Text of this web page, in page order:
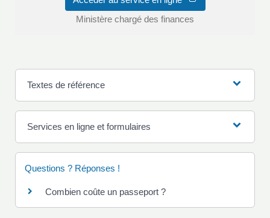
Ministère chargé des finances
Textes de référence
Services en ligne et formulaires
Questions ? Réponses !
Combien coûte un passeport ?